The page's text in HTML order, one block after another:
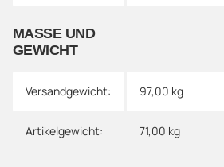
MASSE UND G
EWICHT
Versandgewicht: 97,00 kg
Artikelgewicht: 71,00 kg